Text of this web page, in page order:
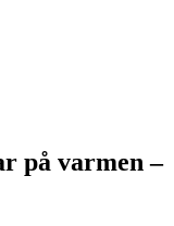
på varmen –